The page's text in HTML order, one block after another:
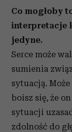
Co mogłoby
interpretacje
jedyne.
Serce może
sumienia
sytuacją.
boisz się, że
sytuacji
zdolność do